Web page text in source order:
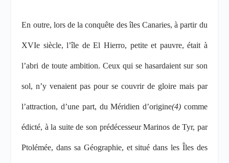
En outre, lors de la conquête des îles Canaries, à partir du
XVIe siècle, l’île de El Hierro, petite et pauvre, était à
l’abri de toute ambition. Ceux qui se hasardaient sur son
sol, n’y venaient pas pour se couvrir de gloire mais par
l’attraction, d’une part, du Méridien d’origine(4)comme
édicté, à la suite de son prédécesseur Marinos de Tyr, par
Ptolémée, dans sa Géographie, et situé dans les Îles des